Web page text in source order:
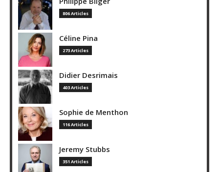
806 Articles
Céline Pina
273 Articles
Didier Desrimais
403 Articles
Sophie de Menthon
116 Articles
Jeremy Stubbs
351 Articles